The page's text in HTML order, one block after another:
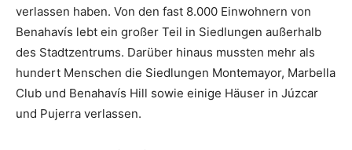
verlassen haben. Von den fast 8.000 Einwohnern von
Benahavís lebt ein großer Teil in Siedlungen außerhalb
des Stadtzentrums. Darüber hinaus mussten mehr als
hundert Menschen die Siedlungen Montemayor, Marbella
Club und Benahavís Hill sowie einige Häuser in Júzcar
und Pujerra verlassen.